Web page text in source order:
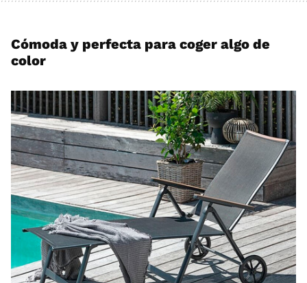
Cómoda y perfecta para coger algo de
color